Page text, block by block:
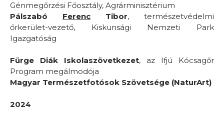
Génmegőrzési Főosztály, Agrárminisztérium
Pálszabó Ferenc Tibor, természetvédelmi
őrkerület-vezető, Kiskunsági Nemzeti Park
Igazgatóság
Fürge Diák Iskolaszövetkezet, az Ifjú Kócsagőr
Program megálmodója
Magyar Természetfotósok Szövetsége (NaturArt)
2024